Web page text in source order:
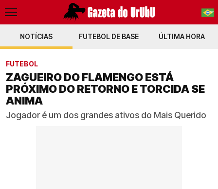
PT-BR
NOTÍCIAS FUTEBOL DE BASE ÚLTIMA HORA
FUTEBOL
ZAGUEIRO DO FLAMENGO ESTÁ
PRÓXIMO DO RETORNO E TORCIDA SE
ANIMA
Jogador é um dos grandes ativos do Mais Querido